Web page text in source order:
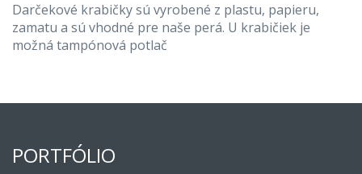
Darčekové krabičky sú vyrobené z plastu, papieru,
zamatu a sú vhodné pre naše perá. U krabičiek je
možná tampónová potlač
PORTFÓLIO